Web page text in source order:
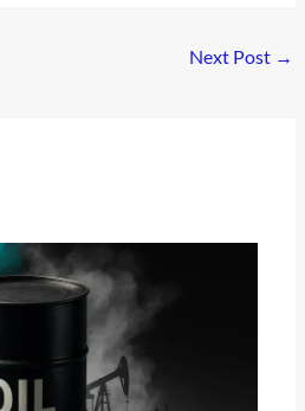
Next Post →